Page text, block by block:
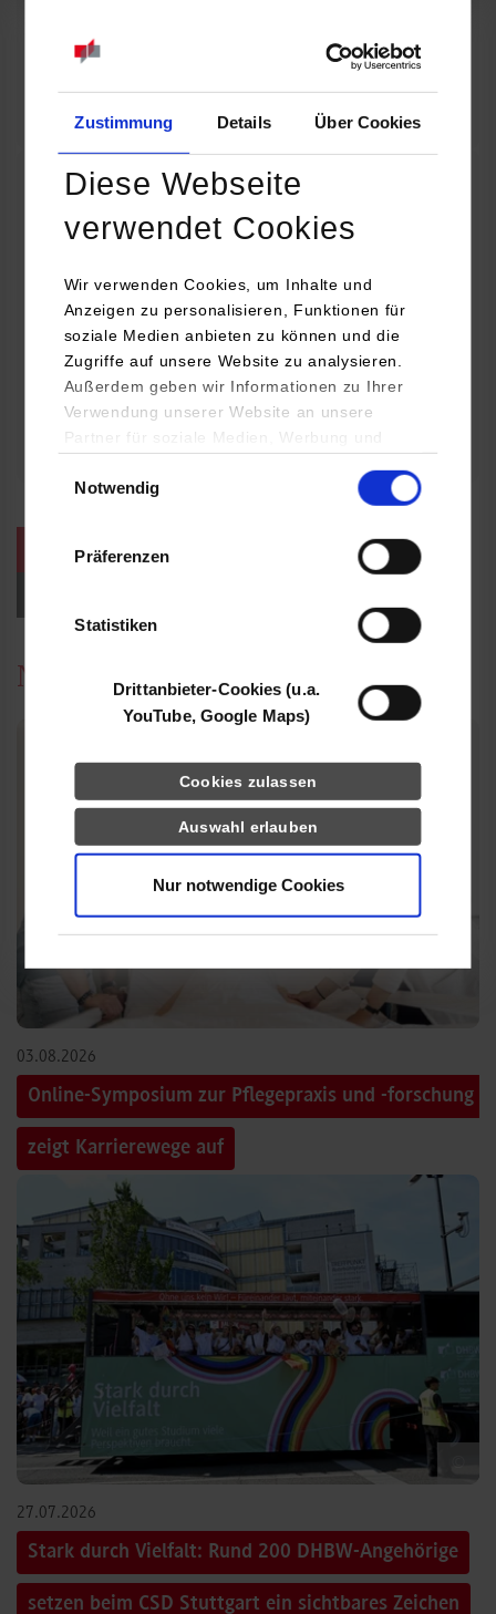
Zustimmung Details Über Cookies
Diese Webseite
verwendet Cookies
Wir verwenden Cookies, um Inhalte und
Anzeigen zu personalisieren, Funktionen für
soziale Medien anbieten zu können und die
Zugriffe auf unsere Website zu analysieren.
Außerdem geben wir Informationen zu Ihrer
Verwendung unserer Website an unsere
Partner für soziale Medien, Werbung und
YouTube, Google Maps) führen diese
Daten zusammen, die Sie ihnen bereitgestellt
haben oder die sie im Rahmen Ihrer Nutzung
Notwendig
Präferenzen
Statistiken
Drittanbieter-Cookies (u.a.
YouTube, Google Maps)
Cookies zulassen
Auswahl erlauben
Nur notwendige Cookies
Online INDIS-Infoveranstaltung für Studierende
Zum Event
Technologietag: Clean Urban Transportation –
nachhaltige Mobilität im (sub)urbanen Umfeld
16.09.2026 - 17.09.2026
Im Mittelpunkt stehen elektrische Antriebe, moderne
Batterietechnologien und innovative Fahrzeugkonzepte für
nachhaltige Mobilität in Stadt und…
weitere Veranstaltungen / Termine
News
03.08.2026
Online-Symposium zur Pflegepraxis und -forschung
zeigt Karrierewege auf
27.07.2026
Stark durch Vielfalt: Rund 200 DHBW-Angehörige
setzen beim CSD Stuttgart ein sichtbares Zeichen